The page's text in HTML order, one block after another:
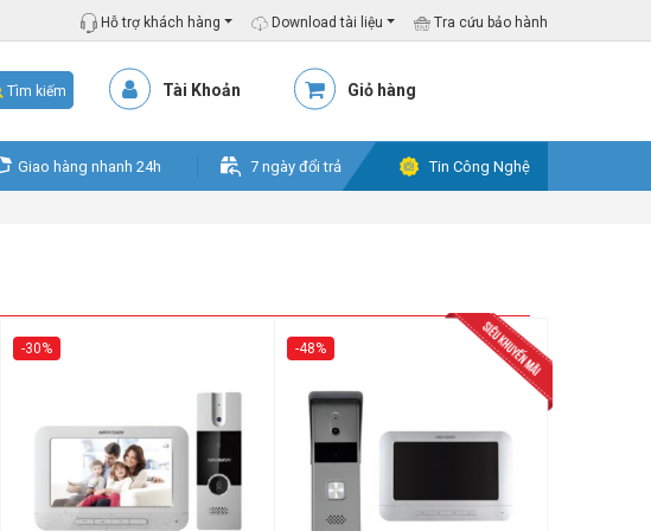
Hỗ trợ khách hàng Download tài liệu Tra cứu bảo hành
Tìm kiếm Tài Khoản Giỏ hàng
Giao hàng nhanh 24h 7 ngày đổi trả Tin Công Nghệ
-30% -48%